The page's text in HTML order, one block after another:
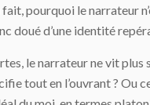
fait, pourquoi le narrateur
doué d’une identité
le narrateur ne vit plus
tout en l’ouvrant ? Ou